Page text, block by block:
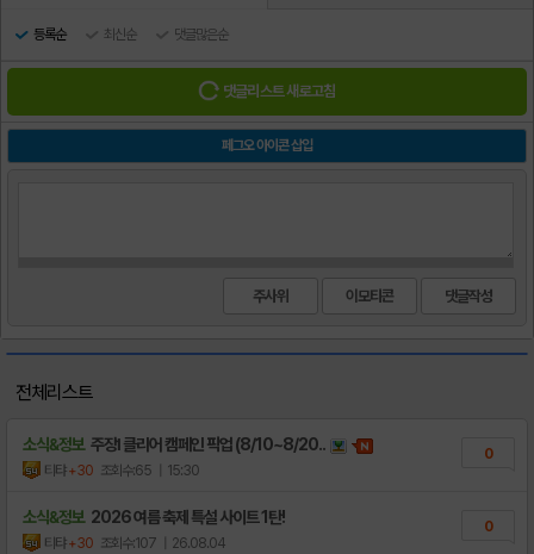
등록순 최신순 댓글많은순
댓글리스트 새로고침
페그오 아이콘 삽입
주사위 이모티콘
전체리스트
소식&정보 주장Ⅰ 클리어 캠페인 픽업 (8/10~8/20..
티탸+30 조회수:65 | 15:30
0
소식&정보 2026 여름 축제 특설 사이트 1탄!
티탸+30 조회수:107 | 26.08.04
0